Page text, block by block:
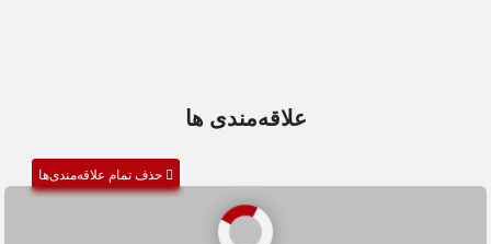
علاقه‌مندی ها
حذف تمام علاقه‌مندی‌ها